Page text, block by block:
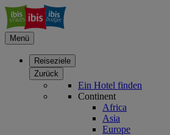
Menü
Reiseziele
Zurück
Ein Hotel finden
Continent
Africa
Asia
Europe